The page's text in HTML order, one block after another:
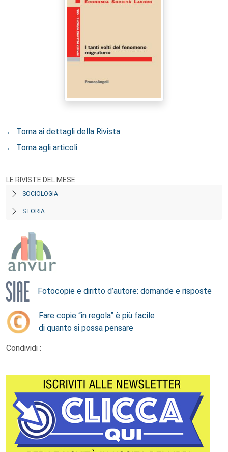
← Torna ai dettagli della Rivista
← Torna agli articoli
LE RIVISTE DEL MESE
SOCIOLOGIA
STORIA
Fotocopie e diritto d’autore: domande e risposte
Fare copie “in regola” è più facile
di quanto si possa pensare
Condividi :